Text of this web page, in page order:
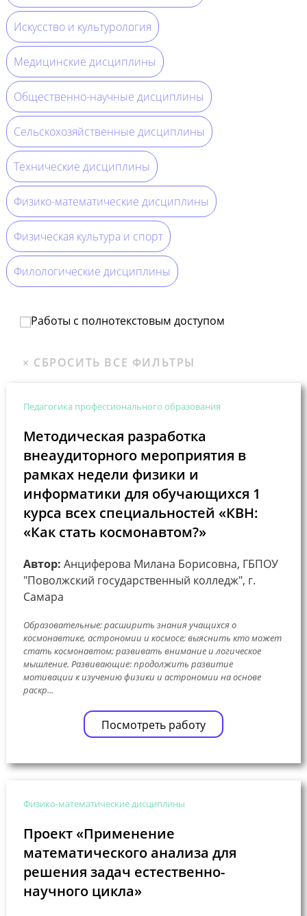
Искусство и культурология
Медицинские дисциплины
Общественно-научные дисциплины
Сельскохозяйственные дисциплины
Технические дисциплины
Физико-математические дисциплины
Физическая культура и спорт
Филологические дисциплины
Работы с полнотекстовым доступом
Педагогика профессионального образования
Методическая разработка
внеаудиторного мероприятия в
рамках недели физики и
информатики для обучающихся 1
курса всех специальностей «КВН:
«Как стать космонавтом?»
Автор: Анциферова Милана Борисовна, ГБПОУ
"Поволжский государственный колледж", г.
Самара
Образовательные: расширить знания учащихся о
космонавтике, астрономии и космосе; выяснить кто может
стать космонавтом; развивать внимание и логическое
мышление. Развивающие: продолжить развитие
мотивации к изучению физики и астрономии на основе
раскр...
Посмотреть работу
Физико-математические дисциплины
Проект «Применение
математического анализа для
решения задач естественно-
научного цикла»